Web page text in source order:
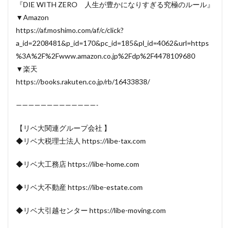
『DIE WITH ZERO 人生が豊かになりすぎる究極のルール』
▼Amazon
https://af.moshimo.com/af/c/click?
a_id=2208481&p_id=170&pc_id=185&pl_id=4062&url=https
%3A%2F%2Fwww.amazon.co.jp%2Fdp%2F4478109680
▼楽天
https://books.rakuten.co.jp/rb/16433838/
—————————————-
【リベ大関連グループ会社 】
◆リベ大税理士法人 https://libe-tax.com
◆リベ大工務店 https://libe-home.com
◆リベ大不動産 https://libe-estate.com
◆リベ大引越センター https://libe-moving.com